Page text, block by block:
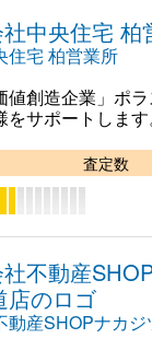
住宅 柏営業所
値創造企業」ポ
サポートします
査定数
動産SHOPナカ